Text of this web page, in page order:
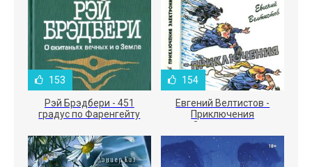
153
Рэй Брэдбери - 451
градус по Фаренгейту
154
Евгений Велтистов -
Приключения
Электроника